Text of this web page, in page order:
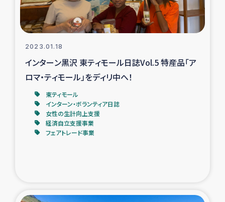
2023.01.18
インターン黒沢 東ティモール日誌Vol.5 特産品「ア
ロマ・ティモール」をディリ中へ！
東ティモール
インターン・ボランティア日誌
女性の生計向上支援
経済自立支援事業
フェアトレード事業